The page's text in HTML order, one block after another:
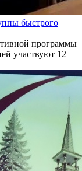
быстрого
программы
участвуют 12